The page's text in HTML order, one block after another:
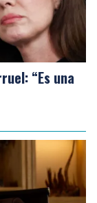
“Es una